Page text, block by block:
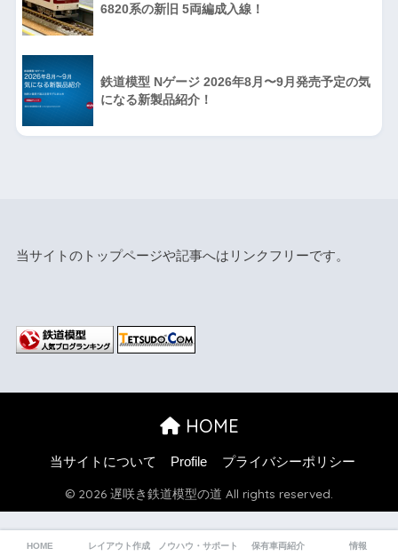
6820系の新旧 5両編成入線！
鉄道模型 Nゲージ 2026年8月〜9月発売予定の気
になる新製品紹介！
当サイトのトップページや記事へはリンクフリーです。
HOME
当サイトについて Profile プライバシーポリシー
© 2026 遅咲き鉄道模型の道 All rights reserved.
HOME レイアウト作成 ノウハウ・サポート 保有車両紹介 情報